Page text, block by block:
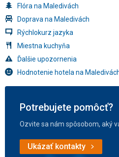
Flóra na Maledivách
Doprava na Maledivách
Rýchlokurz jazyka
Miestna kuchyňa
Ďalšie upozornenia
Hodnotenie hotela na
Potrebujete pomôcť?
Ozvite sa nám spôsobom, aký
Ukázať kontakty